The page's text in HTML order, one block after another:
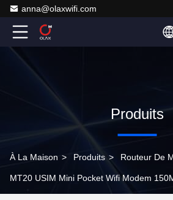
anna@olaxwifi.com
Produits
À La Maison > Produits > Routeur De
MT20 USIM Mini Pocket Wifi Modem